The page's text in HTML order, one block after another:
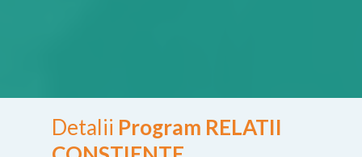
Detalii Program RELATII